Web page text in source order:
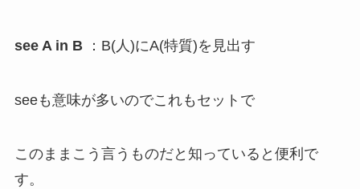
see A in B：B(人)にA(特質)を見出す
seeも意味が多いのでこれもセットで
このままこう言うものだと知っていると便利で
す。